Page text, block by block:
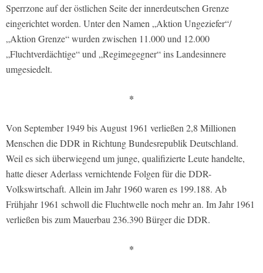
Sperrzone auf der östlichen Seite der innerdeutschen Grenze
eingerichtet worden. Unter den Namen „Aktion Ungeziefer“/
„Aktion Grenze“ wurden zwischen 11.000 und 12.000
„Fluchtverdächtige“ und „Regimegegner“ ins Landesinnere
umgesiedelt.
*
Von September 1949 bis August 1961 verließen 2,8 Millionen
Menschen die DDR in Richtung Bundesrepublik Deutschland.
Weil es sich überwiegend um junge, qualifizierte Leute handelte,
hatte dieser Aderlass vernichtende Folgen für die DDR-
Volkswirtschaft. Allein im Jahr 1960 waren es 199.188. Ab
Frühjahr 1961 schwoll die Fluchtwelle noch mehr an. Im Jahr 1961
verließen bis zum Mauerbau 236.390 Bürger die DDR.
*